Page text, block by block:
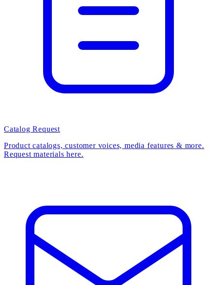
Catalog Request
Product catalogs, customer voices, media features & more.
Request materials here.